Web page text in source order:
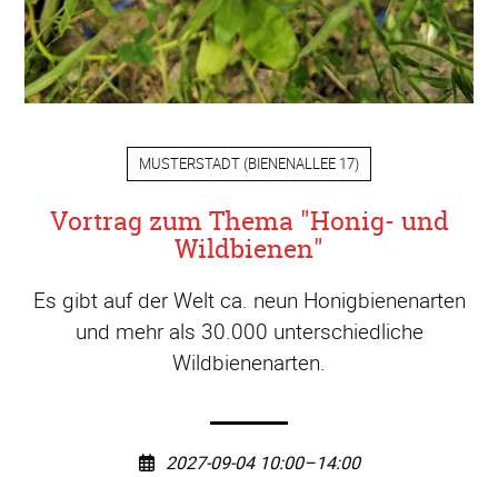
MUSTERSTADT (BIENENALLEE 17)
Vortrag zum Thema "Honig- und
Wildbienen"
Es gibt auf der Welt ca. neun Honigbienenarten
und mehr als 30.000 unterschiedliche
Wildbienenarten.
2027-09-04 10:00–14:00